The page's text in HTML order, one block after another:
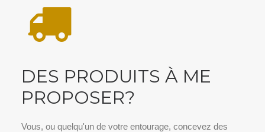
DES PRODUITS À ME
PROPOSER?
Vous, ou quelqu'un de votre entourage, concevez des